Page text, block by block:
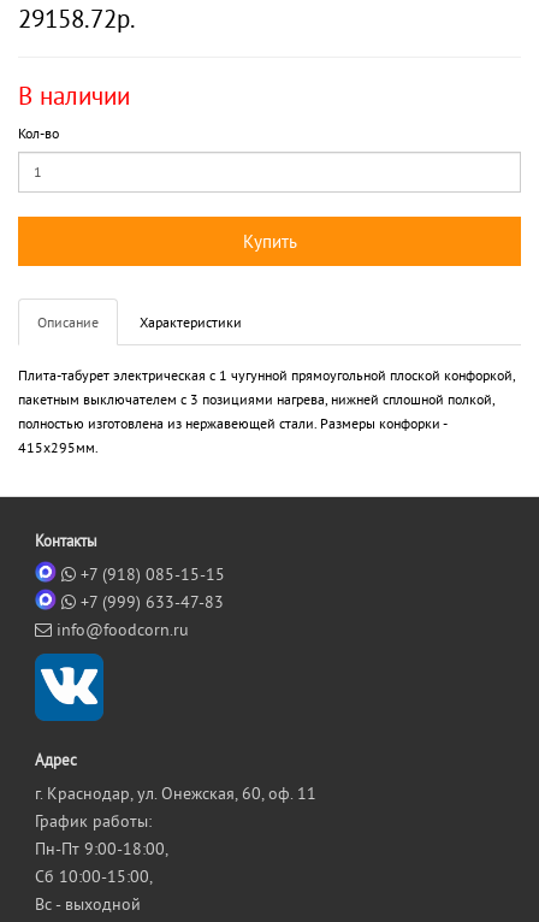
29158.72р.
В наличии
Кол-во
Купить
Описание Характеристики
Плита-табурет электрическая с 1 чугунной прямоугольной плоской конфоркой,
пакетным выключателем с 3 позициями нагрева, нижней сплошной полкой,
полностью изготовлена из нержавеющей стали. Размеры конфорки -
415х295мм.
Контакты
+7 (918) 085-15-15
+7 (999) 633-47-83
info@foodcorn.ru
Адрес
г. Краснодар, ул. Онежская, 60, оф. 11
График работы:
Пн-Пт 9:00-18:00,
Сб 10:00-15:00,
Вс - выходной